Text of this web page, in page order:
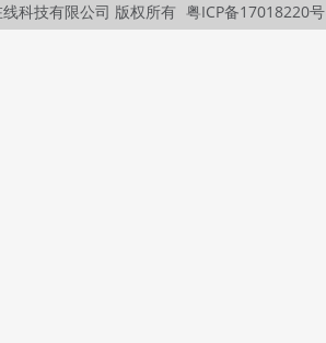
科技有限公司 版权所有 粤ICP备17018220号